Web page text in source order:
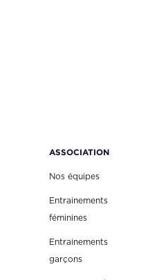
ASSOCIATION
Nos équipes
Entrainements
féminines
Entrainements
garçons